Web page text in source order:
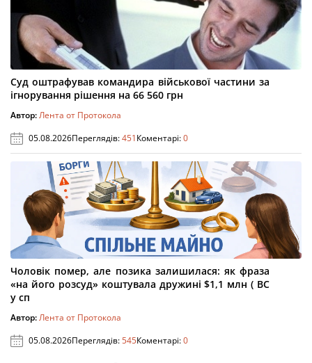
Суд оштрафував командира військової частини за
ігнорування рішення на 66 560 грн
Автор:Лента от Протокола
05.08.2026Переглядів:451Коментарі:0
Чоловік помер, але позика залишилася: як фраза
«на його розсуд» коштувала дружині $1,1 млн ( ВС
у сп
Автор:Лента от Протокола
05.08.2026Переглядів:545Коментарі:0